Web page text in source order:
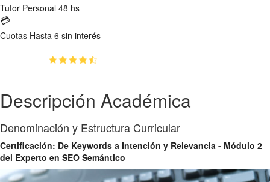
Tutor Personal 48 hs
💳
Cuotas Hasta 6 sin interés
Descripción Académica
Denominación y Estructura Curricular
Certificación: De Keywords a Intención y Relevancia - Módulo 2
del Experto en SEO Semántico